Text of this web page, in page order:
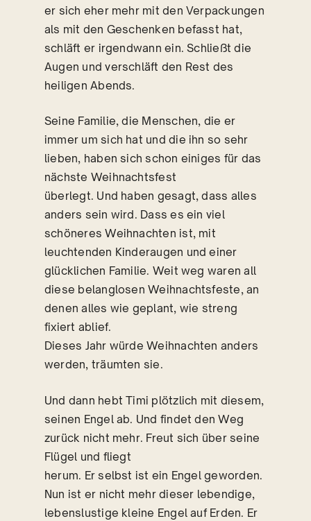
er sich eher mehr mit den Verpackungen
als mit den Geschenken befasst hat,
schläft er irgendwann ein. Schließt die
Augen und verschläft den Rest des
heiligen Abends.
Seine Familie, die Menschen, die er
immer um sich hat und die ihn so sehr
lieben, haben sich schon einiges für das
nächste Weihnachtsfest
überlegt. Und haben gesagt, dass alles
anders sein wird. Dass es ein viel
schöneres Weihnachten ist, mit
leuchtenden Kinderaugen und einer
glücklichen Familie. Weit weg waren all
diese belanglosen Weihnachtsfeste, an
denen alles wie geplant, wie streng
fixiert ablief.
Dieses Jahr würde Weihnachten anders
werden, träumten sie.
Und dann hebt Timi plötzlich mit diesem,
seinen Engel ab. Und findet den Weg
zurück nicht mehr. Freut sich über seine
Flügel und fliegt
herum. Er selbst ist ein Engel geworden.
Nun ist er nicht mehr dieser lebendige,
lebenslustige kleine Engel auf Erden. Er